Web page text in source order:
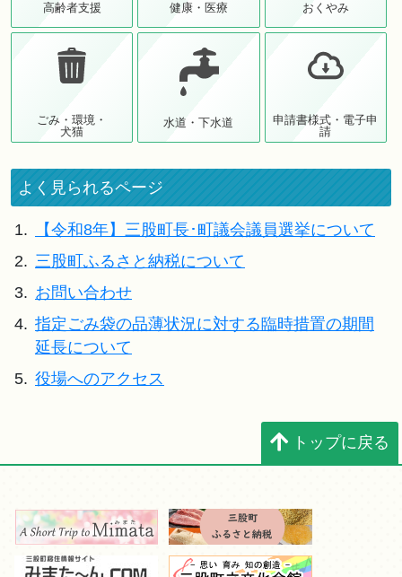
高齢者支援 健康・医療 おくやみ
ごみ・環境・
犬猫
水道・下水道
申請書様式・電子申
請
よく見られるページ
1.
【令和8年】三股町長･町議会議員選挙について
2. 三股町ふるさと納税について
3. お問い合わせ
4. 指定ごみ袋の品薄状況に対する臨時措置の期間
延長について
5. 役場へのアクセス
トップに戻る